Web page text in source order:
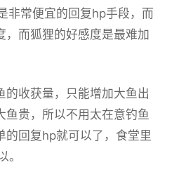
非常便宜的回复hp手段，而
，而狐狸的好感度是最难加
的收获量，只能增加大鱼出
鱼贵，所以不用太在意钓鱼
的回复hp就可以了，食堂里
。